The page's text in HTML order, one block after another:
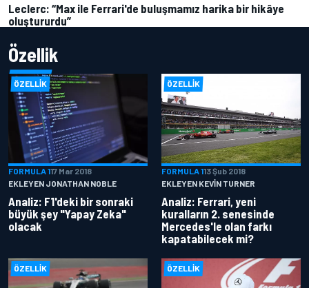
Leclerc: “Max ile Ferrari'de buluşmamız harika bir hikâye
oluştururdu”
Özellik
ÖZELLIK
FORMULA 117 Mar 2018
EKLEYEN JONATHAN NOBLE
Analiz: F1'deki bir sonraki
büyük şey "Yapay Zeka"
olacak
ÖZELLIK
FORMULA 113 Şub 2018
EKLEYEN KEVIN TURNER
Analiz: Ferrari, yeni
kuralların 2. senesinde
Mercedes'le olan farkı
kapatabilecek mi?
ÖZELLIK ÖZELLIK